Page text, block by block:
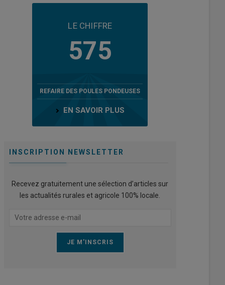
LE CHIFFRE
575
REFAIRE DES POULES PONDEUSES
EN SAVOIR PLUS
INSCRIPTION NEWSLETTER
Recevez gratuitement une sélection d’articles sur
les actualités rurales et agricole 100% locale.